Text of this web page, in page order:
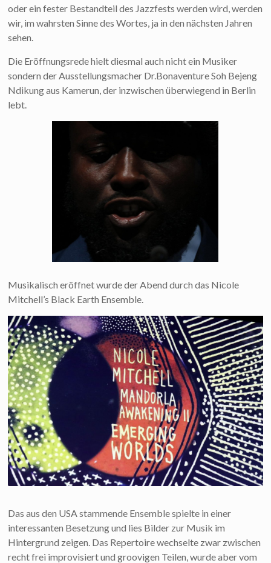
oder ein fester Bestandteil des Jazzfests werden wird, werden
wir, im wahrsten Sinne des Wortes, ja in den nächsten Jahren
sehen.
Die Eröffnungsrede hielt diesmal auch nicht ein Musiker
sondern der Ausstellungsmacher Dr.Bonaventure Soh Bejeng
Ndikung aus Kamerun, der inzwischen überwiegend in Berlin
lebt.
Musikalisch eröffnet wurde der Abend durch das Nicole
Mitchell’s Black Earth Ensemble.
Das aus den USA stammende Ensemble spielte in einer
interessanten Besetzung und lies Bilder zur Musik im
Hintergrund zeigen. Das Repertoire wechselte zwar zwischen
recht frei improvisiert und groovigen Teilen, wurde aber vom